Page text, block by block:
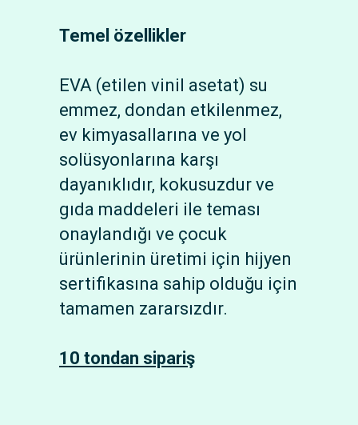
Temel özellikler
EVA (etilen vinil asetat) su
emmez, dondan etkilenmez,
ev kimyasallarına ve yol
solüsyonlarına karşı
dayanıklıdır, kokusuzdur ve
gıda maddeleri ile teması
onaylandığı ve çocuk
ürünlerinin üretimi için hijyen
sertifikasına sahip olduğu için
tamamen zararsızdır.
10 tondan sipariş